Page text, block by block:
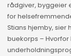
rådgiver, byggeier
for
Stians hjemby, sier
buekorps – Hvorfor